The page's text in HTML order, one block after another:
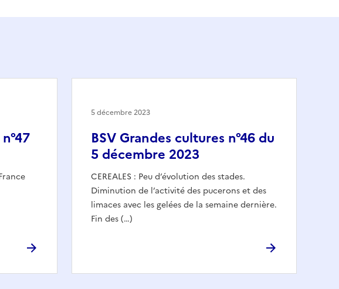
BSV Grandes cultures n°46 du
5 décembre 2023
CEREALES : Peu d’évolution des stades.
Diminution de l’activité des pucerons et des
limaces avec les gelées de la semaine dernière.
Fin des (…)
5 décembre 2023